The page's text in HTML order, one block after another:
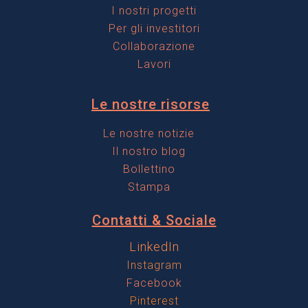
I nostri progetti
Per gli investitori
Collaborazione
Lavori
Le nostre risorse
Le nostre notizie
Il nostro blog
Bollettino
Stampa
Contatti & Sociale
LinkedIn
Instagram
Facebook
Pinterest